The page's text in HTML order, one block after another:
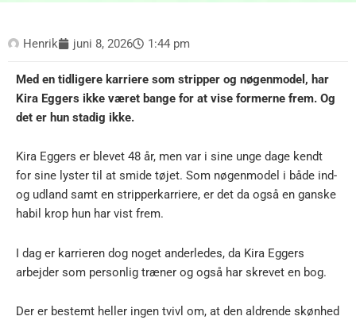
Henrik juni 8, 2026 1:44 pm
Med en tidligere karriere som stripper og nøgenmodel, har
Kira Eggers ikke været bange for at vise formerne frem. Og
det er hun stadig ikke.
Kira Eggers er blevet 48 år, men var i sine unge dage kendt
for sine lyster til at smide tøjet. Som nøgenmodel i både ind-
og udland samt en stripperkarriere, er det da også en ganske
habil krop hun har vist frem.
I dag er karrieren dog noget anderledes, da Kira Eggers
arbejder som personlig træner og også har skrevet en bog.
Der er bestemt heller ingen tvivl om, at den aldrende skønhed